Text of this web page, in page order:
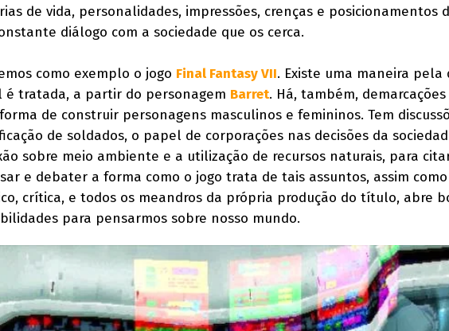
de vida, personalidades, impressões, crenças e posicionamentos
diálogo com a sociedade que os cerca.
como exemplo o jogo Final Fantasy VII. Existe uma maneira pela
é tratada, a partir do personagem Barret. Há, também,
de construir personagens masculinos e femininos. Tem
de soldados, o papel de corporações nas decisões da
sobre meio ambiente e a utilização de recursos naturais, para
e debater a forma como o jogo trata de tais assuntos, assim
crítica, e todos os meandros da própria produção do título, abre
para pensarmos sobre nosso mundo.